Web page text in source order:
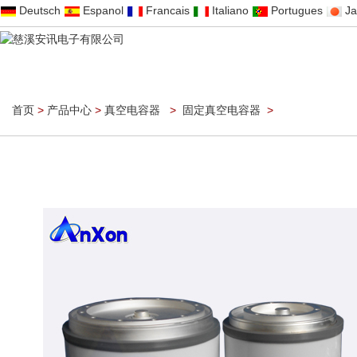
Deutsch Espanol Francais Italiano Portugues
首页 > 产品中心 > 真空电容器 > 固定真空电容器 >